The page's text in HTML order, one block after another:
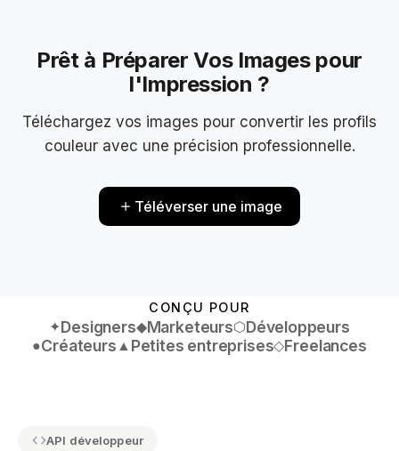
Prêt à Préparer Vos Images pour
l'Impression ?
Téléchargez vos images pour convertir les profils
couleur avec une précision professionnelle.
Téléverser une image
CONÇU POUR
✦Designers◆Marketeurs⬡Développeurs
●Créateurs ▲ Petites entreprises◇Freelances
API développeur